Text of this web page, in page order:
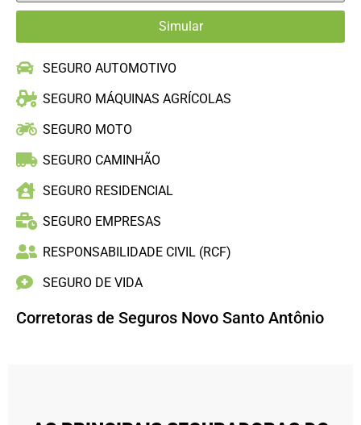
SEGURO AUTOMOTIVO
SEGURO MÁQUINAS AGRÍCOLAS
SEGURO MOTO
SEGURO CAMINHÃO
SEGURO RESIDENCIAL
SEGURO EMPRESAS
RESPONSABILIDADE CIVIL (RCF)
SEGURO DE VIDA
Corretoras de Seguros Novo Santo Antônio